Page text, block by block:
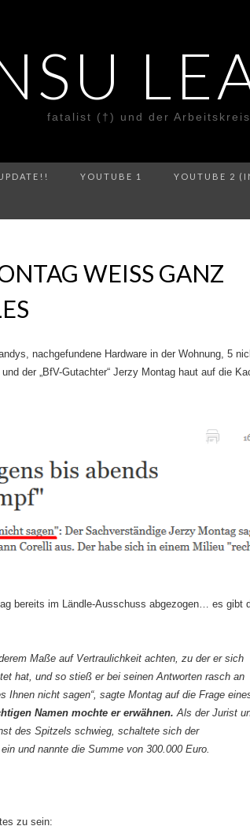
fatalist (†) und der Arbeitskreis
YOUTUBE 1 YOUTUBE 2
WEISS GANZ
nachgefundene Hardware in der Wohnung, 5
der „BfV-Gutachter“ Jerzy Montag haut auf die
bereits im Ländle-Ausschuss abgezogen… es gibt
Maße auf Vertraulichkeit achten, zu der er sich
hat, und so stieß er bei seinen Antworten rasch an
Ihnen nicht sagen“, sagte Montag auf die Frage
Namen mochte er erwähnen. Als der Jurist
des Spitzels schwieg, schaltete sich der
und nannte die Summe von 300.000 Euro.
zu sein: